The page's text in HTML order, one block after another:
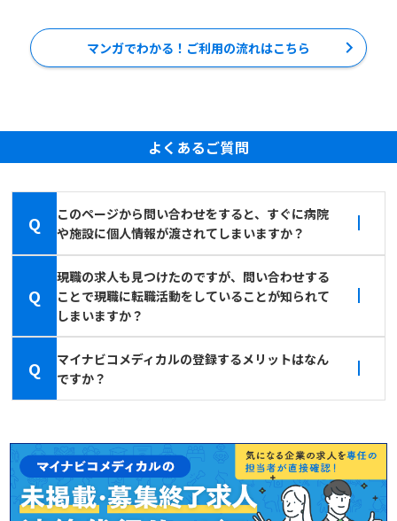
マンガでわかる！ご利用の流れはこちら
よくあるご質問
Q
このページから問い合わせをすると、すぐに病院
や施設に個人情報が渡されてしまいますか？
Q
現職の求人も見つけたのですが、問い合わせする
ことで現職に転職活動をしていることが知られて
しまいますか？
Q
マイナビコメディカルの登録するメリットはなん
ですか？